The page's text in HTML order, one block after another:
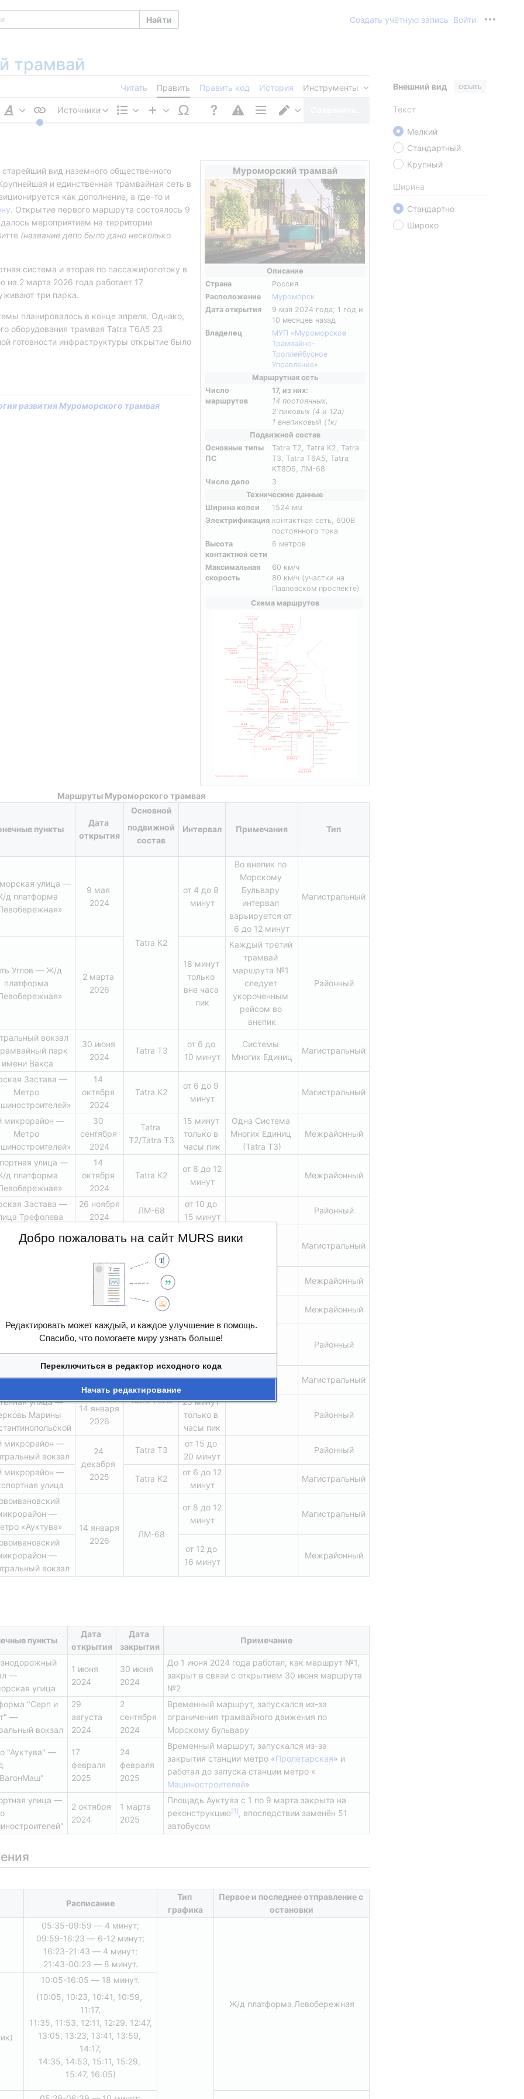
Найти Создать учётную запись Войти
трамвай
Читать Править Править код История Инструменты Внешний вид скрыть
Текст
Мелкий
Стандартный
Крупный
Ширина
Стандартно
Широко
Стиль
Источники
Муроморский трамвай
Описание
Страна
Россия
Расположение
Муроморск
Дата открытия
9 мая 2024 года; 1 год и
10 месяцев назад
Владелец
МУП «Муроморское
Трамвайно-
Троллейбусное
Управление»
Маршрутная сеть
Число
маршрутов
17, из них:
14 постоянных,
2 пиковых (4 и 12а)
1 внепиковый (1к)
Подвижной состав
Основные типы
ПС
Tatra T2, Tatra K2, Tatra
T3, Tatra T6A5, Tatra
KT8D5, ЛМ-68
Число депо
3
Технические данные
Ширина колеи
1524 мм
Электрификация контактная сеть, 600В
постоянного тока
Высота
контактной сети
6 метров
Максимальная
скорость
60 км/ч
80 км/ч (участки на
Павловском проспекте)
Схема маршрутов
вид наземного общественного
как дополнение, а где-то и
. Открытие первого маршрута состоялось 9
мероприятием на территории
(название депо было дано несколько
система и вторая по пассажиропотоку в
на 2 марта 2026 года работает 17
три парка.
планировалось в конце апреля. Однако,
оборудования трамвая Tatra T6A5 23
готовности инфраструктуры открытие было
развития Муроморского трамвая
Маршруты Муроморского трамвая
пункты
Дата
открытия
Основной
подвижной
состав
Интервал Примечания Тип
улица —
д платформа
9 мая
2024
Tatra К2
от 4 до 8
минут
Во внепик по
Морскому
Бульвару
интервал
варьируется от
6 до 12 минут
Магистральный
Углов — Ж/д
платформа
2 марта
2026
18 минут
только
вне часа
пик
Каждый третий
трамвай
маршрута №1
следует
укороченным
рейсом во
внепик
Районный
вокзал
парк
имени Вакса
30 июня
2024
Tatra T3
от 6 до
10 минут
Системы
Многих Единиц
Магистральный
Застава —
Метро
14
октября
2024
Tatra К2
от 6 до 9
минут
Магистральный
микрорайон —
Метро
30
сентября
2024
Tatra
T2/Tatra T3
15 минут
только в
часы пик
Одна Система
Многих Единиц
(Tatra T3)
Межрайонный
улица —
д платформа
14
октября
2024
Tatra К2
от 8 до 12
минут
Межрайонный
Застава —
Трефолева
26 ноября
2024
ЛМ-68
от 10 до
15 минут
Районный
микрорайон —
декабря
Tatra
KT8D5
от 6 до
Магистральный
ТЭЦ —
15 марта
2025
Tatra T3
Межрайонный
ТЭЦ —
Межрайонный
ТЭЦ —
Tatra T2
от 11 до
Районный
улица —
Tatra T6A5
от 9 до
Магистральный
улица —
Марины
14 января
2026
25 минут
только в
часы пик
Районный
микрорайон —
вокзал
24
декабря
2025
Tatra T3
от 15 до
20 минут
Районный
микрорайон —
улица
Tatra K2
от 6 до 12
минут
Магистральный
—
«Ауктува»
14 января
2026
ЛМ-68
от 8 до 12
минут
Магистральный
—
вокзал
от 12 до
16 минут
Межрайонный
пункты
Дата
открытия
Дата
закрытия
Примечание
—
улица
1 июня
2024
30 июня
2024
До 1 июня 2024 года работал, как маршрут №1,
закрыт в связи с открытием 30 июня маршрута
№2
"Серп и
—
вокзал
29
августа
2024
2
сентября
2024
Временный маршрут, запускался из-за
ограничения трамвайного движения по
Морскому бульвару
"Ауктува" —
17
февраля
2025
24
февраля
2025
Временный маршрут, запускался из-за
закрытия станции метро «Пролетарская» и
работал до запуска станции метро «
Машиностроителей»
улица —
2 октября
2024
1 марта
2025
Площадь Ауктува с 1 по 9 марта закрыта на
реконструкцию[ 1 ]
, впоследствии заменён 51
автобусом
Расписание
Тип
графика
Первое и последнее отправление с
остановки
05:35-09:59 — 4 минут;
09:59-16:23 — 6-12 минут;
16:23-21:43 — 4 минут;
21:43-00:23 — 8 минут.
Ж/д платформа Левобережная
10:05-16:05 — 18 минут.
(10:05, 10:23, 10:41, 10:59,
11:17,
11:35, 11:53, 12:11, 12:29, 12:47,
13:05, 13:23, 13:41, 13:59,
14:17,
14:35, 14:53, 15:11, 15:29,
15:47, 16:05)
Добро пожаловать на сайт MURS вики
Редактировать может каждый, и каждое улучшение в помощь.
Спасибо, что помогаете миру узнать больше!
Переключиться в редактор исходного кода
Начать редактирование